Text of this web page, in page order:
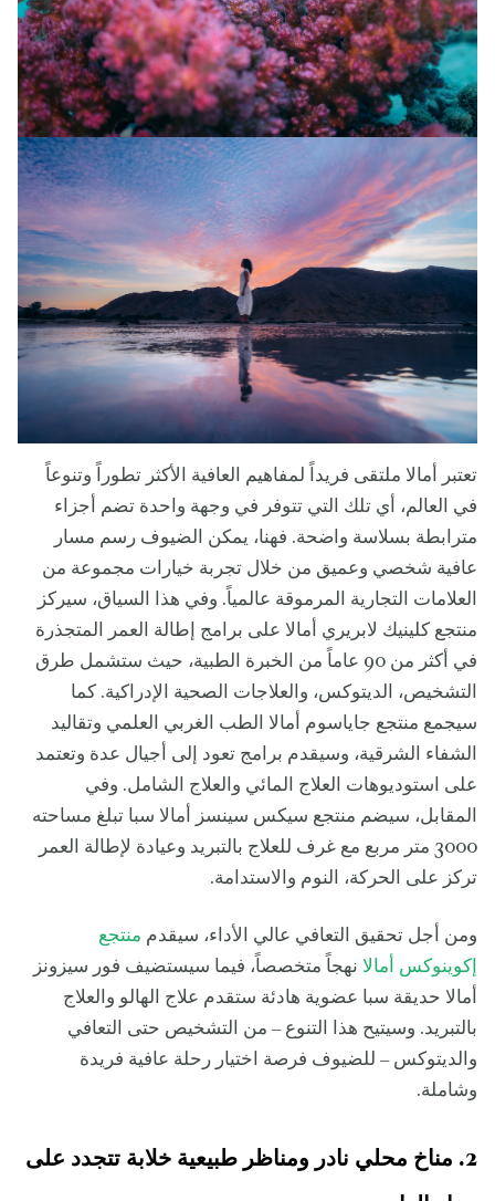
تعتبر أمالا ملتقى فريداً لمفاهيم العافية الأكثر تطوراً وتنوعاً
في العالم، أي تلك التي تتوفر في وجهة واحدة تضم أجزاء
مترابطة بسلاسة واضحة. فهنا، يمكن الضيوف رسم مسار
عافية شخصي وعميق من خلال تجربة خيارات مجموعة من
العلامات التجارية المرموقة عالمياً. وفي هذا السياق، سيركز
منتجع كلينيك لابريري أمالا على برامج إطالة العمر المتجذرة
في أكثر من 90 عاماً من الخبرة الطبية، حيث ستشمل طرق
التشخيص، الديتوكس، والعلاجات الصحية الإدراكية. كما
سيجمع منتجع جاياسوم أمالا الطب الغربي العلمي وتقاليد
الشفاء الشرقية، وسيقدم برامج تعود إلى أجيال عدة وتعتمد
على استوديوهات العلاج المائي والعلاج الشامل. وفي
المقابل، سيضم منتجع سيكس سينسز أمالا سبا تبلغ مساحته
3000 متر مربع مع غرف للعلاج بالتبريد وعيادة لإطالة العمر
تركز على الحركة، النوم والاستدامة.
ومن أجل تحقيق التعافي عالي الأداء، سيقدم منتجع
إكوينوكس أمالا نهجاً متخصصاً، فيما سيستضيف فور سيزونز
أمالا حديقة سبا عضوية هادئة ستقدم علاج الهالو والعلاج
بالتبريد. وسيتيح هذا التنوع – من التشخيص حتى التعافي
والديتوكس – للضيوف فرصة اختيار رحلة عافية فريدة
وشاملة.
2. مناخ محلي نادر ومناظر طبيعية خلابة تتجدد على